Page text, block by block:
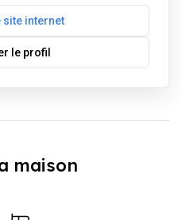
site internet
le profil
maison